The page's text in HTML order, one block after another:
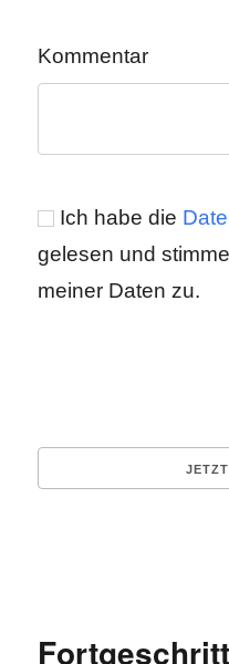
Kommentar
Ich habe die
gelesen und
meiner Daten zu.